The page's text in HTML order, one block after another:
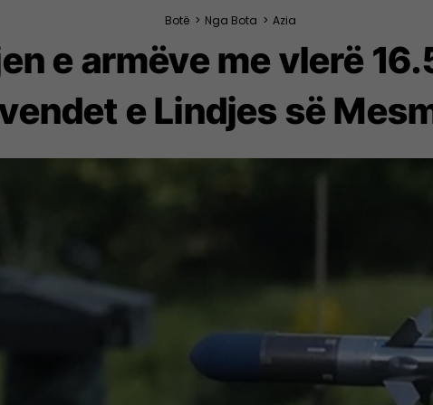
Botë > Nga Bota > Azia
e armëve me vlerë
e Lindjes së